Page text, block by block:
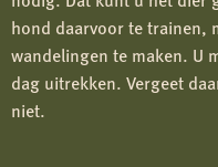
hond daarvoor te trainen,
wandelingen te maken. U
dag uitrekken. Vergeet
niet.